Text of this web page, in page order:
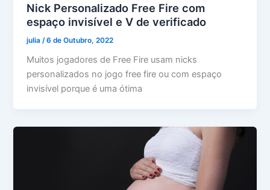
Nick Personalizado Free Fire com
espaço invisível e V de verificado
julia /6 de Outubro, 2022
Muitos jogadores de Free Fire usam nicks
personalizados no jogo free fire ou com espaço
invisível porque é uma ótima